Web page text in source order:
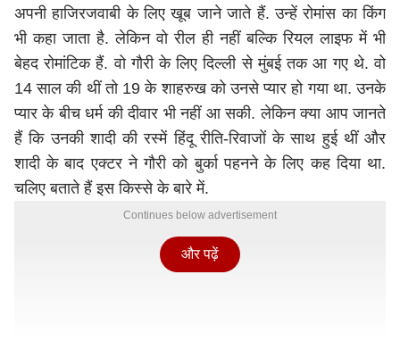
अपनी हाजिरजवाबी के लिए खूब जाने जाते हैं. उन्हें रोमांस का किंग
भी कहा जाता है. लेकिन वो रील ही नहीं बल्कि रियल लाइफ में भी
बेहद रोमांटिक हैं. वो गौरी के लिए दिल्ली से मुंबई तक आ गए थे. वो
14 साल की थीं तो 19 के शाहरुख को उनसे प्यार हो गया था. उनके
प्यार के बीच धर्म की दीवार भी नहीं आ सकी. लेकिन क्या आप जानते
हैं कि उनकी शादी की रस्में हिंदू रीति-रिवाजों के साथ हुई थीं और
शादी के बाद एक्टर ने गौरी को बुर्का पहनने के लिए कह दिया था.
चलिए बताते हैं इस किस्से के बारे में.
Continues below advertisement
और पढ़ें